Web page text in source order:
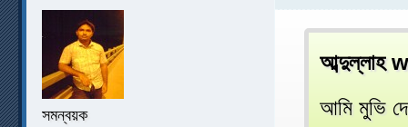
সমন্বয়ক
আব্দুল্লাহ
আমি মুভি